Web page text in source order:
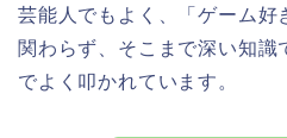
芸能人でもよく、「ゲーム好
関わらず、そこまで深い知識
でよく叩かれています。